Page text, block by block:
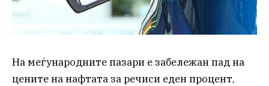
На меѓународните пазари е забележан пад на
цените на нафтата за речиси еден процент,